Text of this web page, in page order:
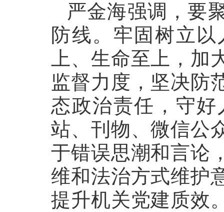
严金海强调，要
防线。牢固树立
上、生命至上，
监督力度，坚决防
态政治责任，守
站、刊物、微信公
于错误思潮和言论
维和法治方式维护
提升机关党建质效